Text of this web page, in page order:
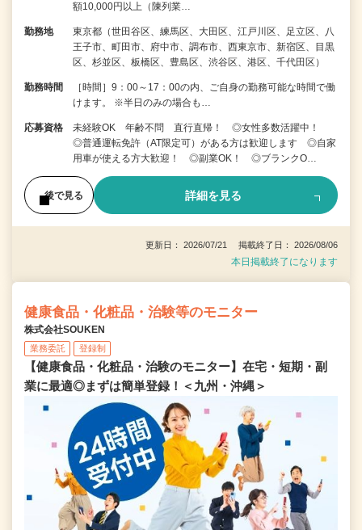
額10,000円以上（陳列業…
勤務地
東京都（世田谷区、練馬区、大田区、江戸川区、足立区、八
王子市、町田市、府中市、調布市、西東京市、新宿区、目黒
区、杉並区、板橋区、豊島区、渋谷区、港区、千代田区）
勤務時間
［時間］9：00～17：00の内、ご自身の勤務可能な時間で働
けます。 ※半日のみの場合も…
応募資格
未経験OK 年齢不問 直行直帰！ ◎女性多数活躍中！
◎普通運転免許（AT限定可）がある方は歓迎します ◎自家
用車が使える方大歓迎！ ◎副業OK！ ◎ブランクO…
後で見る 詳細を見る
更新日： 2026/07/21 掲載終了日： 2026/08/06
本日掲載終了になります
健康食品・化粧品・治験等のモニター
株式会社SOUKEN
業務委託 登録制
【健康食品・化粧品・治験のモニター】在宅・短期・副
業に最適◎まずは簡単登録！＜九州・沖縄＞